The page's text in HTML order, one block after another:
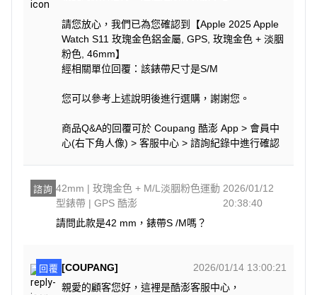
請您放心，我們已為您確認到【Apple 2025 Apple
Watch S11 玫瑰金色鋁金屬, GPS, 玫瑰金色 + 淡胭
粉色, 46mm】
經相關單位回覆：該錶帶尺寸是S/M
您可以參考上述說明後進行選購，謝謝您。
商品Q&A的回覆可於 Coupang 酷澎 App > 會員中
心(右下角人像) > 客服中心 > 諮詢紀錄中進行確認
諮詢 42mm | 玫瑰金色 + M/L淡胭粉色運動
型錶帶 | GPS 酷澎
2026/01/12
20:38:40
請問此款是42 mm，錶帶S /M嗎？
回覆 [COUPANG]
2026/01/14 13:00:21
親愛的顧客您好，這裡是酷澎客服中心，